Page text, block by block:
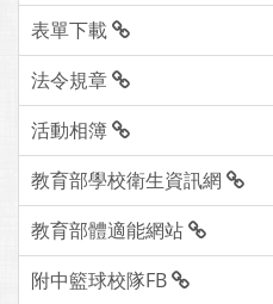
表單下載
法令規章
活動相簿
教育部學校衛生資訊網
教育部體適能網站
附中籃球校隊FB